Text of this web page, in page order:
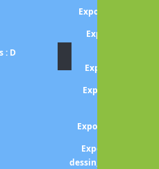
Exposition George
Exposition Henry
: D
Exposition DALOU
Exposition
Exposition DEGAS à
Exposition DEGAS,
dessin, hommage à